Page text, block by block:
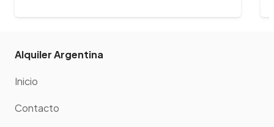
Alquiler Argentina
Inicio
Contacto